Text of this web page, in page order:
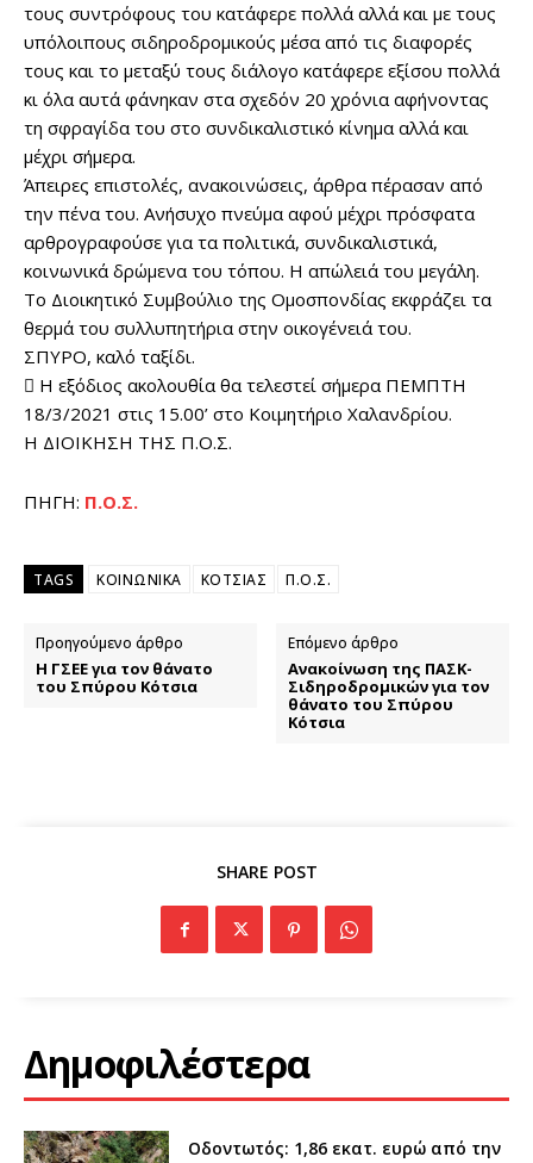
τους συντρόφους του κατάφερε πολλά αλλά και με τους
υπόλοιπους σιδηροδρομικούς μέσα από τις διαφορές
τους και το μεταξύ τους διάλογο κατάφερε εξίσου πολλά
κι όλα αυτά φάνηκαν στα σχεδόν 20 χρόνια αφήνοντας
τη σφραγίδα του στο συνδικαλιστικό κίνημα αλλά και
μέχρι σήμερα.
Άπειρες επιστολές, ανακοινώσεις, άρθρα πέρασαν από
την πένα του. Ανήσυχο πνεύμα αφού μέχρι πρόσφατα
αρθρογραφούσε για τα πολιτικά, συνδικαλιστικά,
κοινωνικά δρώμενα του τόπου. Η απώλειά του μεγάλη.
Το Διοικητικό Συμβούλιο της Ομοσπονδίας εκφράζει τα
θερμά του συλλυπητήρια στην οικογένειά του.
ΣΠΥΡΟ, καλό ταξίδι.
 Η εξόδιος ακολουθία θα τελεστεί σήμερα ΠΕΜΠΤΗ
18/3/2021 στις 15.00’ στο Κοιμητήριο Χαλανδρίου.
Η ΔΙΟΙΚΗΣΗ ΤΗΣ Π.Ο.Σ.
ΠΗΓΗ: Π.Ο.Σ.
TAGS ΚΟΙΝΩΝΙΚΑ ΚΟΤΣΙΑΣ Π.Ο.Σ.
Προηγούμενο άρθρο
Η ΓΣΕΕ για τον θάνατο
του Σπύρου Κότσια
Επόμενο άρθρο
Ανακοίνωση της ΠΑΣΚ-
Σιδηροδρομικών για τον
θάνατο του Σπύρου
Κότσια
SHARE POST
Δημοφιλέστερα
Οδοντωτός: 1,86 εκατ. ευρώ από την